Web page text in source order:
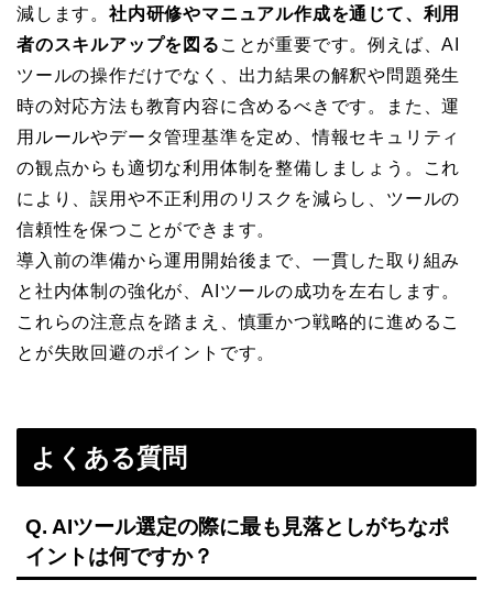
減します。 社内研修やマニュアル作成を通じて、利用
者のスキルアップを図る ことが重要です。例えば、AI
ツールの操作だけでなく、出力結果の解釈や問題発生
時の対応方法も教育内容に含めるべきです。また、運
用ルールやデータ管理基準を定め、情報セキュリティ
の観点からも適切な利用体制を整備しましょう。これ
により、誤用や不正利用のリスクを減らし、ツールの
信頼性を保つことができます。
導入前の準備から運用開始後まで、一貫した取り組み
と社内体制の強化が、AIツールの成功を左右します。
これらの注意点を踏まえ、慎重かつ戦略的に進めるこ
とが失敗回避のポイントです。
よくある質問
Q. AIツール選定の際に最も見落としがちなポ
イントは何ですか？